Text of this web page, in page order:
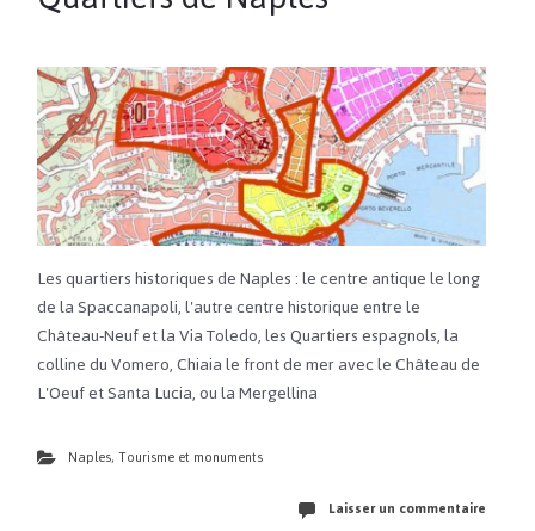
Les quartiers historiques de Naples : le centre antique le long
de la Spaccanapoli, l'autre centre historique entre le
Château-Neuf et la Via Toledo, les Quartiers espagnols, la
colline du Vomero, Chiaia le front de mer avec le Château de
L'Oeuf et Santa Lucia, ou la Mergellina
Naples,Tourisme et monuments
Laisser un commentaire